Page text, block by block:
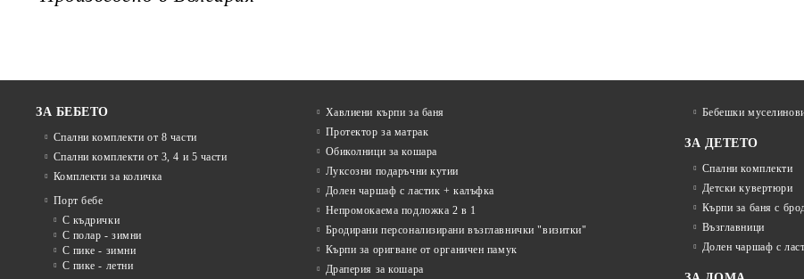
ЗА БЕБЕТО
Спални комплекти от 8 части
Спални комплекти от 3, 4 и 5 части
Комплекти за количка
Порт бебе
С къдрички
С полар - зимни
С пике - зимни
С пике - летни
Хавлиени кърпи за баня
Протектор за матрак
Обиколници за кошара
Луксозни подаръчни кутии
Долен чаршаф с ластик + калъфка
Непромокаема подложка 2 в 1
Бродирани персонализирани възглавнички "визитки"
Кърпи за оригване от органичен памук
Драперия за кошара
Бебешки
ЗА ДЕТЕТО
Спални комплекти
Детски кувертюри
Кърпи за баня с
Възглавници
Долен чаршаф с